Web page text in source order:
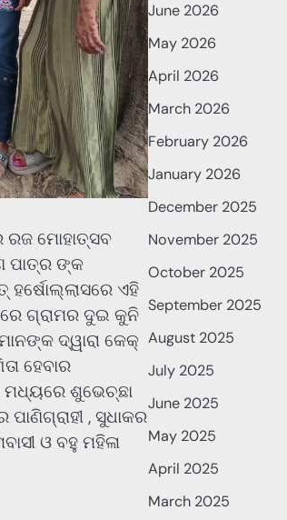
ରଜ ମୋହାତ୍ସବ
ପାତ୍ର ଙ୍କ
ଏହି
ଗ୍ରାମର ଦୁଇ କୁନି
ଦ୍ୱାରା କେକ୍
ହେବାର
ମଧ୍ୟରେ ଶୁଭେଚ୍ଛା
, ସୁଧାକର
ଓ ବହୁ ମହିଳା
June 2026
May 2026
April 2026
March 2026
February 2026
January 2026
December 2025
November 2025
October 2025
September 2025
August 2025
July 2025
June 2025
May 2025
April 2025
March 2025